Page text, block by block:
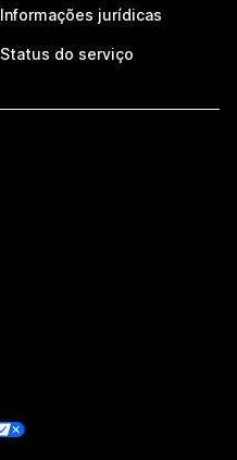
Informações jurídicas
Status do serviço